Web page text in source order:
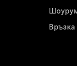
Връзка